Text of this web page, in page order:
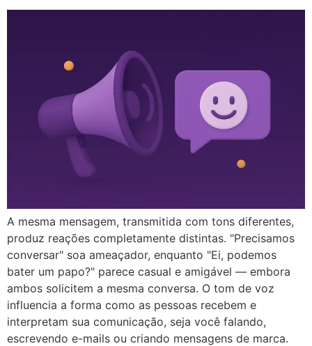
A mesma mensagem, transmitida com tons diferentes,
produz reações completamente distintas. "Precisamos
conversar" soa ameaçador, enquanto "Ei, podemos
bater um papo?" parece casual e amigável — embora
ambos solicitem a mesma conversa. O tom de voz
influencia a forma como as pessoas recebem e
interpretam sua comunicação, seja você falando,
escrevendo e-mails ou criando mensagens de marca.